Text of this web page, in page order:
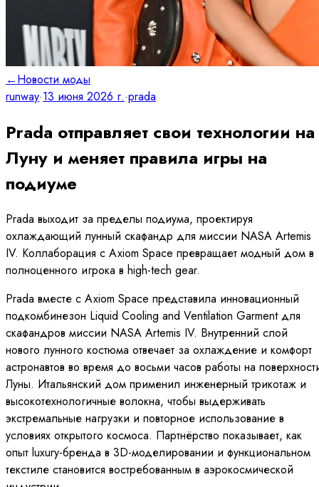
←Новости моды
runway·13 июня 2026 г.·prada
Prada отправляет свои технологии на
Луну и меняет правила игры на
подиуме
Prada выходит за пределы подиума, проектируя
охлаждающий лунный скафандр для миссии NASA Artemis
IV. Коллаборация с Axiom Space превращает модный дом в
полноценного игрока в high-tech gear.
Prada вместе с Axiom Space представила инновационный
подкомбинезон Liquid Cooling and Ventilation Garment для
скафандров миссии NASA Artemis IV. Внутренний слой
нового лунного костюма отвечает за охлаждение и комфорт
астронавтов во время до восьми часов работы на
Луны. Итальянский дом применил инженерный трикотаж и
высокотехнологичные волокна, чтобы выдерживать
экстремальные нагрузки и повторное использование в
условиях открытого космоса. Партнёрство показывает, как
опыт luxury-бренда в 3D-моделировании и функциональном
текстиле становится востребованным в аэрокосмической